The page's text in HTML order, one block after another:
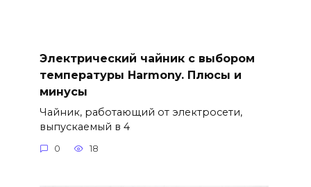
Электрический чайник с выбором
температуры Harmony. Плюсы и
минусы
Чайник, работающий от электросети,
выпускаемый в 4
0 18